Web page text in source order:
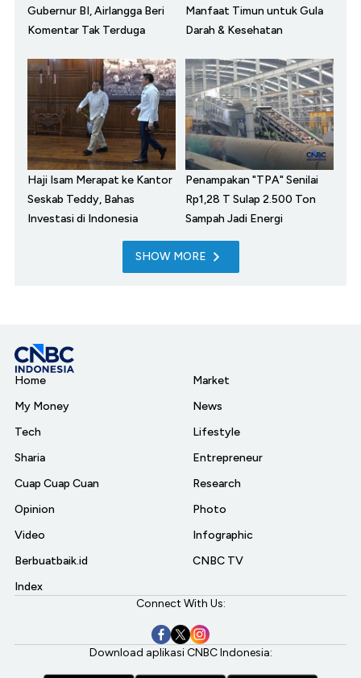
Gubernur BI, Airlangga Beri
Komentar Tak Terduga
Manfaat Timun untuk Gula
Darah & Kesehatan
Haji Isam Merapat ke Kantor
Seskab Teddy, Bahas
Investasi di Indonesia
Penampakan "TPA" Senilai
Rp1,28 T Sulap 2.500 Ton
Sampah Jadi Energi
SHOW MORE
Home
My Money
Tech
Sharia
Cuap Cuap Cuan
Opinion
Video
Berbuatbaik.id
Index
Market
News
Lifestyle
Entrepreneur
Research
Photo
Infographic
CNBC TV
Connect With Us:
Download aplikasi CNBC Indonesia: